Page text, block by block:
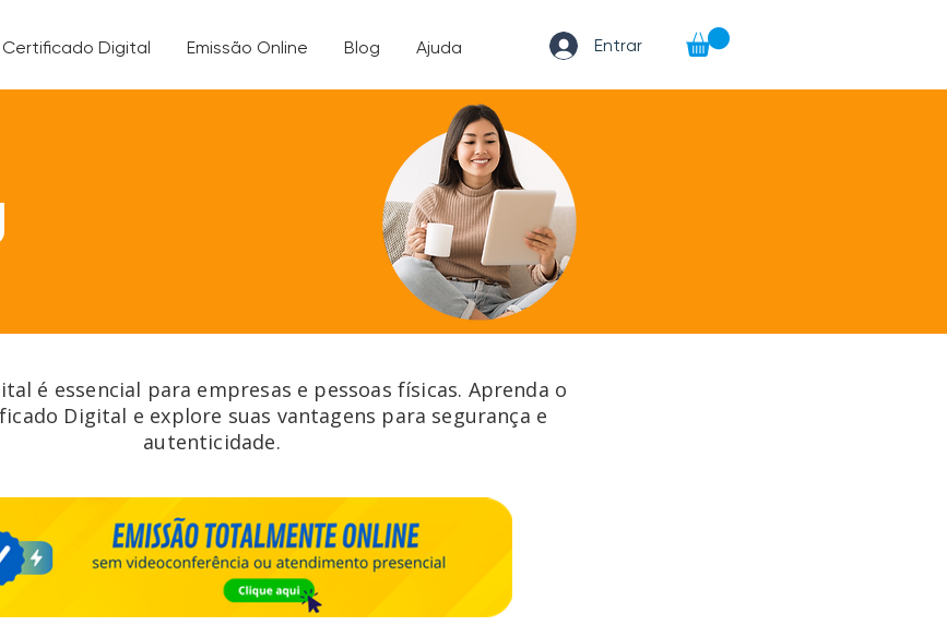
Certificado Digital Emissão Online Blog Ajuda Entrar
é essencial para empresas e pessoas físicas. Aprenda o
Digital e explore suas vantagens para segurança e
autenticidade.